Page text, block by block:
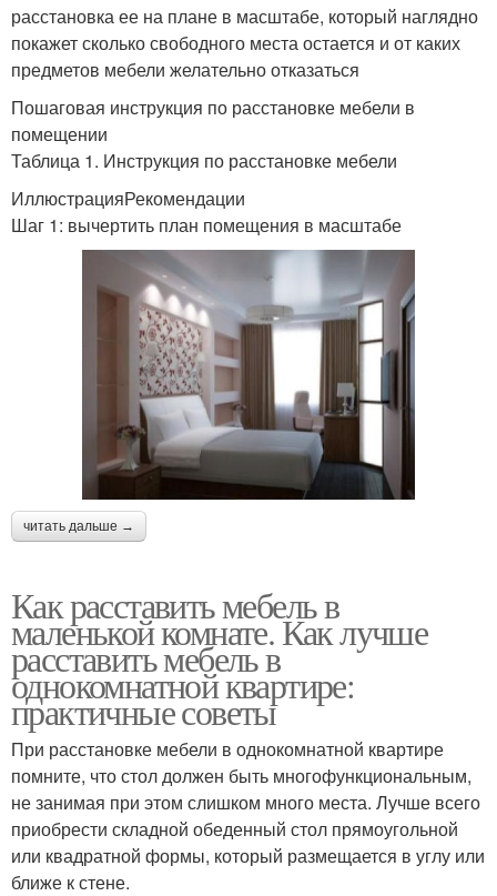
расстановка ее на плане в масштабе, который наглядно
покажет сколько свободного места остается и от каких
предметов мебели желательно отказаться
Пошаговая инструкция по расстановке мебели в
помещении
Таблица 1. Инструкция по расстановке мебели
ИллюстрацияРекомендации
Шаг 1: вычертить план помещения в масштабе
читать дальше →
Как расставить мебель в
маленькой комнате. Как лучше
расставить мебель в
однокомнатной квартире:
практичные советы
При расстановке мебели в однокомнатной квартире
помните, что стол должен быть многофункциональным,
не занимая при этом слишком много места. Лучше всего
приобрести складной обеденный стол прямоугольной
или квадратной формы, который размещается в углу или
ближе к стене.